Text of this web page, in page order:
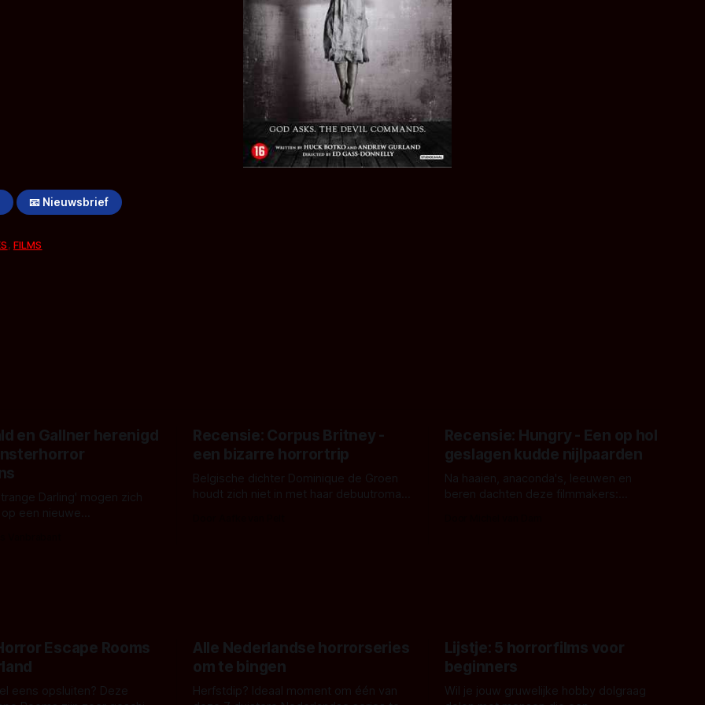
📧 Nieuwsbrief
, FILMS
en Gallner herenigd
Darling' mogen zich
een nieuwe
Recensie: Corpus Britney -
een bizarre horrortrip
Belgische dichter Dominique de Groen
houdt zich niet in met haar debuutroman.
Recensie: Hungry - Een op hol
geslagen kudde nijlpaarden
Na haaien, anaconda's, leeuwen en
beren dachten deze filmmakers:
Escape Rooms
eens opsluiten? Deze
Alle Nederlandse horrorseries
om te bingen
Herfstdip? Ideaal moment om één van
Lijstje: 5 horrorfilms voor
beginners
Wil je jouw gruwelijke hobby dolgraag